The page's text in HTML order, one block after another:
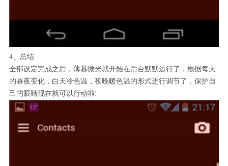
4、总结
全部设定完成之后，薄暮微光就开始在后台默默运行了，根据每天
的昼夜变化，白天冷色温，夜晚暖色温的形式进行调节了，保护自
己的眼睛现在就可以行动啦!